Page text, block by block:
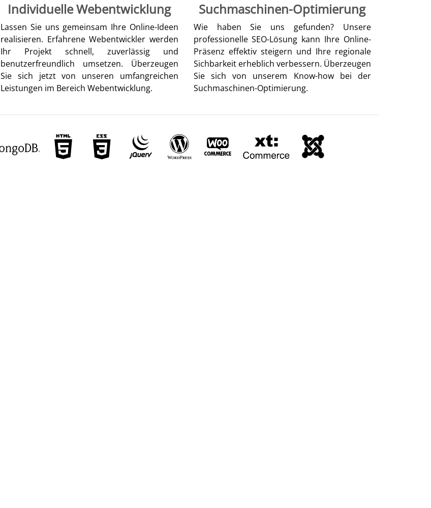
Individuelle Webentwicklung
Lassen Sie uns gemeinsam Ihre Online-Ideen
realisieren. Erfahrene Webentwickler werden
Ihr Projekt schnell, zuverlässig und
benutzerfreundlich umsetzen. Überzeugen
Sie sich jetzt von unseren umfangreichen
Leistungen im Bereich Webentwicklung.
Suchmaschinen-Optimierung
Wie haben Sie uns gefunden? Unsere
professionelle SEO-Lösung kann Ihre Online-
Präsenz effektiv steigern und Ihre regionale
Sichbarkeit erheblich verbessern. Überzeugen
Sie sich von unserem Know-how bei der
Suchmaschinen-Optimierung.